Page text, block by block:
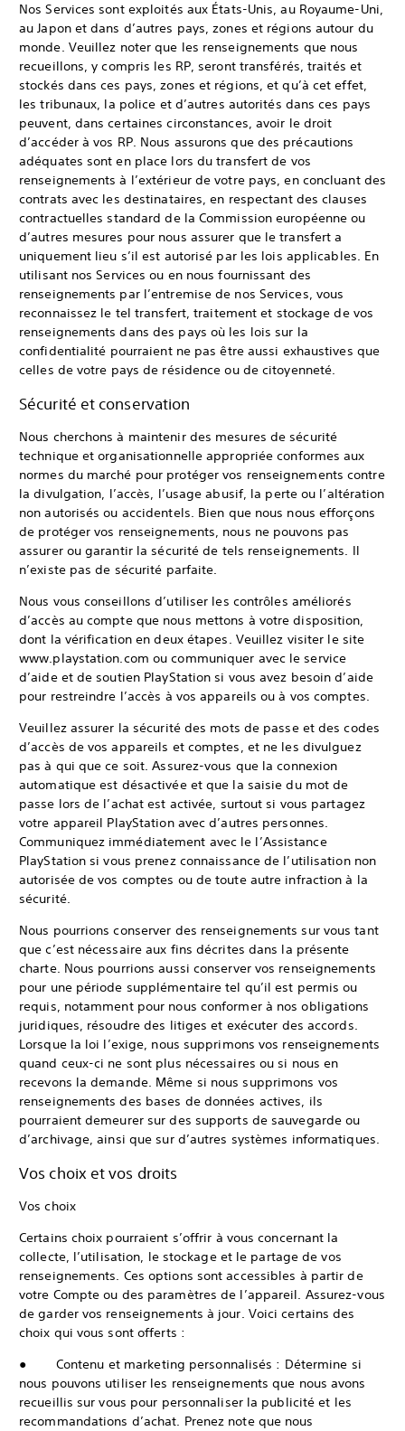
Nos Services sont exploités aux États-Unis, au Royaume-Uni,
au Japon et dans d’autres pays, zones et régions autour du
monde. Veuillez noter que les renseignements que nous
recueillons, y compris les RP, seront transférés, traités et
stockés dans ces pays, zones et régions, et qu’à cet effet,
les tribunaux, la police et d’autres autorités dans ces pays
peuvent, dans certaines circonstances, avoir le droit
d’accéder à vos RP. Nous assurons que des précautions
adéquates sont en place lors du transfert de vos
renseignements à l’extérieur de votre pays, en concluant des
contrats avec les destinataires, en respectant des clauses
contractuelles standard de la Commission européenne ou
d’autres mesures pour nous assurer que le transfert a
uniquement lieu s’il est autorisé par les lois applicables. En
utilisant nos Services ou en nous fournissant des
renseignements par l’entremise de nos Services, vous
reconnaissez le tel transfert, traitement et stockage de vos
renseignements dans des pays où les lois sur la
confidentialité pourraient ne pas être aussi exhaustives que
celles de votre pays de résidence ou de citoyenneté.
Sécurité et conservation
Nous cherchons à maintenir des mesures de sécurité
technique et organisationnelle appropriée conformes aux
normes du marché pour protéger vos renseignements contre
la divulgation, l’accès, l’usage abusif, la perte ou l’altération
non autorisés ou accidentels. Bien que nous nous efforçons
de protéger vos renseignements, nous ne pouvons pas
assurer ou garantir la sécurité de tels renseignements. Il
n’existe pas de sécurité parfaite.
Nous vous conseillons d’utiliser les contrôles améliorés
d’accès au compte que nous mettons à votre disposition,
dont la vérification en deux étapes. Veuillez visiter le site
www.playstation.com ou communiquer avec le service
d’aide et de soutien PlayStation si vous avez besoin d’aide
pour restreindre l’accès à vos appareils ou à vos comptes.
Veuillez assurer la sécurité des mots de passe et des codes
d’accès de vos appareils et comptes, et ne les divulguez
pas à qui que ce soit. Assurez-vous que la connexion
automatique est désactivée et que la saisie du mot de
passe lors de l’achat est activée, surtout si vous partagez
votre appareil PlayStation avec d’autres personnes.
Communiquez immédiatement avec le l’Assistance
PlayStation si vous prenez connaissance de l’utilisation non
autorisée de vos comptes ou de toute autre infraction à la
sécurité.
Nous pourrions conserver des renseignements sur vous tant
que c’est nécessaire aux fins décrites dans la présente
charte. Nous pourrions aussi conserver vos renseignements
pour une période supplémentaire tel qu’il est permis ou
requis, notamment pour nous conformer à nos obligations
juridiques, résoudre des litiges et exécuter des accords.
Lorsque la loi l’exige, nous supprimons vos renseignements
quand ceux-ci ne sont plus nécessaires ou si nous en
recevons la demande. Même si nous supprimons vos
renseignements des bases de données actives, ils
pourraient demeurer sur des supports de sauvegarde ou
d’archivage, ainsi que sur d’autres systèmes informatiques.
Vos choix et vos droits
Vos choix
Certains choix pourraient s’offrir à vous concernant la
collecte, l’utilisation, le stockage et le partage de vos
renseignements. Ces options sont accessibles à partir de
votre Compte ou des paramètres de l’appareil. Assurez-vous
de garder vos renseignements à jour. Voici certains des
choix qui vous sont offerts :
● Contenu et marketing personnalisés : Détermine si
nous pouvons utiliser les renseignements que nous avons
recueillis sur vous pour personnaliser la publicité et les
recommandations d’achat. Prenez note que nous